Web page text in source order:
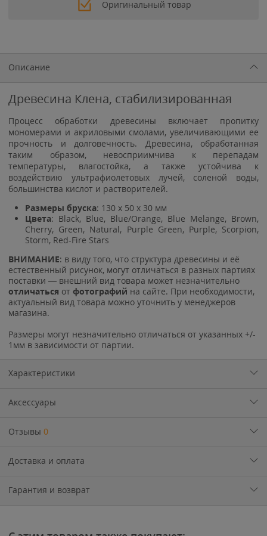
Оригинальный товар
Описание
Древесина Клена, стабилизированная
Процесс обработки древесины включает пропитку
мономерами и акриловыми смолами, увеличивающими ее
прочность и долговечность. Древесина, обработанная
таким образом, невосприимчива к перепадам
температуры, влагостойка, а также устойчива к
воздействию ультрафиолетовых лучей, соленой воды,
большинства кислот и растворителей.
Размеры бруска: 130 х 50 х 30 мм
Цвета: Black, Blue, Blue/Orange, Blue Melange, Brown,
Cherry, Green, Natural, Purple Green, Purple, Scorpion,
Storm, Red-Fire Stars
ВНИМАНИЕ: в виду того, что структура древесины и её
естественный рисунок, могут отличаться в разных партиях
поставки — внешний вид товара может незначительно
отличаться от фотографий на сайте. При необходимости,
актуальный вид товара можно уточнить у менеджеров
магазина.
Размеры могут незначительно отличаться от указанных +/-
1мм в зависимости от партии.
Характеристики
Аксессуары
Отзывы 0
Доставка и оплата
Гарантия и возврат